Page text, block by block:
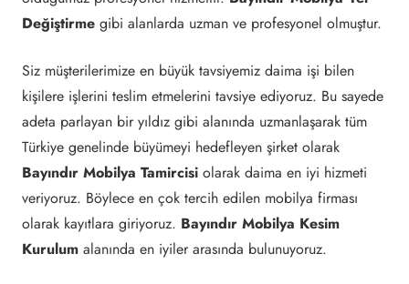
Değiştirme gibi alanlarda uzman ve profesyonel olmuştur.
Siz müşterilerimize en büyük tavsiyemiz daima işi bilen
kişilere işlerini teslim etmelerini tavsiye ediyoruz. Bu sayede
adeta parlayan bir yıldız gibi alanında uzmanlaşarak tüm
Türkiye genelinde büyümeyi hedefleyen şirket olarak
Bayındır Mobilya Tamircisi olarak daima en iyi hizmeti
veriyoruz. Böylece en çok tercih edilen mobilya firması
olarak kayıtlara giriyoruz. Bayındır Mobilya Kesim
Kurulum alanında en iyiler arasında bulunuyoruz.